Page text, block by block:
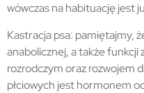
wówczas na habituację jest
Kastracja psa: pamiętajmy,
anabolicznej, a także funkcji
rozrodczym oraz rozwojem
płciowych jest hormonem